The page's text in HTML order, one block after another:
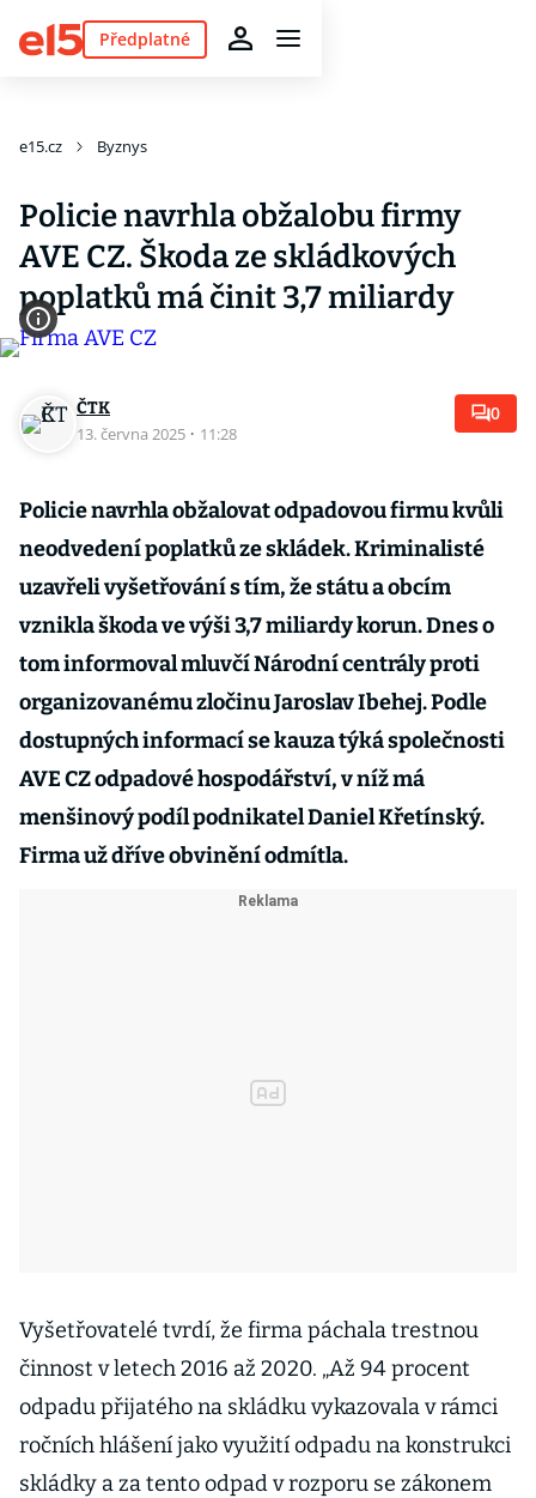
Předplatné
e15.cz Byznys
Policie navrhla obžalobu firmy
AVE CZ. Škoda ze skládkových
poplatků má činit 3,7 miliardy
ČTK
13. června 2025 · 11:28
0
Policie navrhla obžalovat odpadovou firmu kvůli
neodvedení poplatků ze skládek. Kriminalisté
uzavřeli vyšetřování s tím, že státu a obcím
vznikla škoda ve výši 3,7 miliardy korun. Dnes o
tom informoval mluvčí Národní centrály proti
organizovanému zločinu Jaroslav Ibehej. Podle
dostupných informací se kauza týká společnosti
AVE CZ odpadové hospodářství, v níž má
menšinový podíl podnikatel Daniel Křetínský.
Firma už dříve obvinění odmítla.
Vyšetřovatelé tvrdí, že firma páchala trestnou
činnost v letech 2016 až 2020. „Až 94 procent
odpadu přijatého na skládku vykazovala v rámci
ročních hlášení jako využití odpadu na konstrukci
skládky a za tento odpad v rozporu se zákonem